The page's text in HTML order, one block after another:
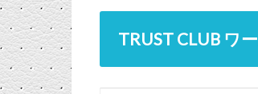
TRUST CLUB ワ